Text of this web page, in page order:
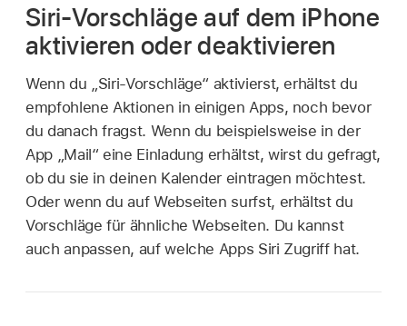
Siri-Vorschläge auf dem iPhone
aktivieren oder deaktivieren
Wenn du „Siri-Vorschläge“ aktivierst, erhältst du
empfohlene Aktionen in einigen Apps, noch bevor
du danach fragst. Wenn du beispielsweise in der
App „Mail“ eine Einladung erhältst, wirst du gefragt,
ob du sie in deinen Kalender eintragen möchtest.
Oder wenn du auf Webseiten surfst, erhältst du
Vorschläge für ähnliche Webseiten. Du kannst
auch anpassen, auf welche Apps Siri Zugriff hat.